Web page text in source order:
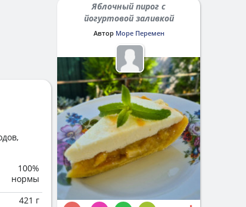
100%
нормы
421 г
Яблочный пирог с
йогуртовой заливкой
Автор Море Перемен